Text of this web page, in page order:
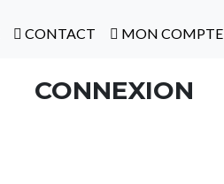
CONTACT MON COMPTE
CONNEXION